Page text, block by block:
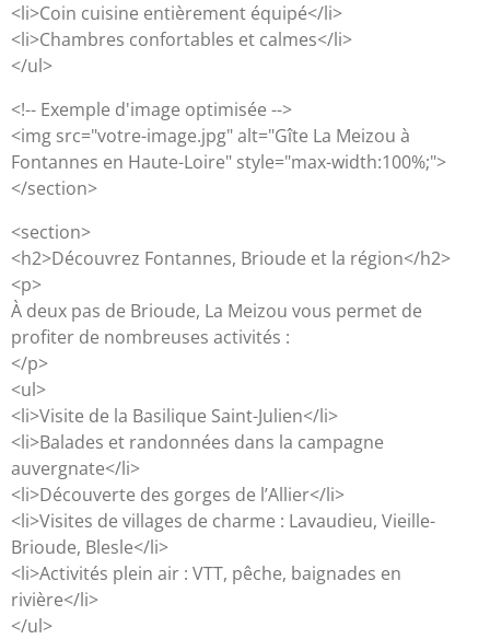
<li>Coin cuisine entièrement équipé</li>
<li>Chambres confortables et calmes</li>
</ul>
<!-- Exemple d'image optimisée -->
<img src="votre-image.jpg" alt="Gîte La Meizou à
Fontannes en Haute-Loire" style="max-width:100%;">
</section>
<section>
<h2>Découvrez Fontannes, Brioude et la région</h2>
<p>
À deux pas de Brioude, La Meizou vous permet de
profiter de nombreuses activités :
</p>
<ul>
<li>Visite de la Basilique Saint-Julien</li>
<li>Balades et randonnées dans la campagne
auvergnate</li>
<li>Découverte des gorges de l’Allier</li>
<li>Visites de villages de charme : Lavaudieu, Vieille-
Brioude, Blesle</li>
<li>Activités plein air : VTT, pêche, baignades en
rivière</li>
</ul>